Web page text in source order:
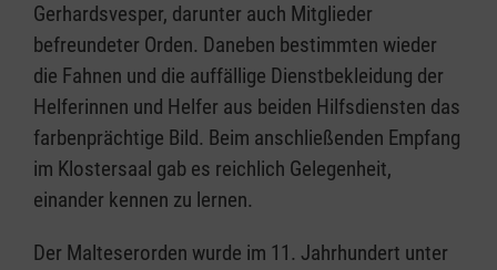
Gerhardsvesper, darunter auch Mitglieder
befreundeter Orden. Daneben bestimmten wieder
die Fahnen und die auffällige Dienstbekleidung der
Helferinnen und Helfer aus beiden Hilfsdiensten das
farbenprächtige Bild. Beim anschließenden Empfang
im Klostersaal gab es reichlich Gelegenheit,
einander kennen zu lernen.
Der Malteserorden wurde im 11. Jahrhundert unter